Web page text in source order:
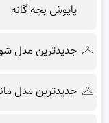
پاپوش بچه گانه
جدیدترین مدل
جدیدترین مدل مانتو